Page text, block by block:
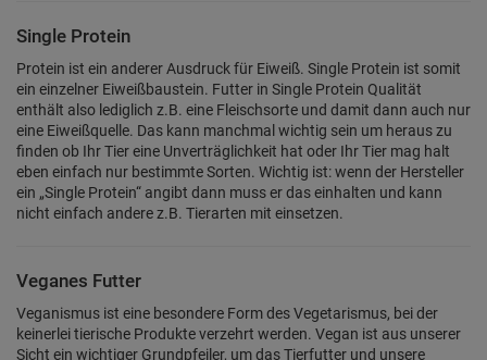
Single Protein
Protein ist ein anderer Ausdruck für Eiweiß. Single Protein ist somit
ein einzelner Eiweißbaustein. Futter in Single Protein Qualität
enthält also lediglich z.B. eine Fleischsorte und damit dann auch nur
eine Eiweißquelle. Das kann manchmal wichtig sein um heraus zu
finden ob Ihr Tier eine Unverträglichkeit hat oder Ihr Tier mag halt
eben einfach nur bestimmte Sorten. Wichtig ist: wenn der Hersteller
ein „Single Protein“ angibt dann muss er das einhalten und kann
nicht einfach andere z.B. Tierarten mit einsetzen.
Veganes Futter
Veganismus ist eine besondere Form des Vegetarismus, bei der
keinerlei tierische Produkte verzehrt werden. Vegan ist aus unserer
Sicht ein wichtiger Grundpfeiler, um das Tierfutter und unsere